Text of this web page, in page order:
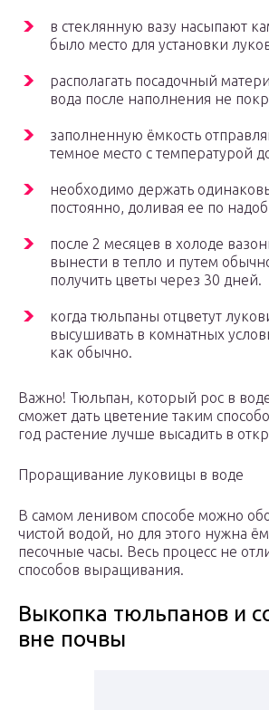
в стеклянную вазу насыпают
было место для установки
располагать посадочный
вода после наполнения не
заполненную ёмкость
темное место с температурой
необходимо держать
постоянно, доливая ее по
после 2 месяцев в холоде
вынести в тепло и путем
получить цветы через 30 дней.
когда тюльпаны отцветут
высушивать в комнатных
как обычно.
Важно! Тюльпан, который рос в
сможет дать цветение таким
год растение лучше высадить в
Проращивание луковицы в воде
В самом ленивом способе можно
чистой водой, но для этого нужна
песочные часы. Весь процесс не
способов выращивания.
Выкопка тюльпанов и
вне почвы